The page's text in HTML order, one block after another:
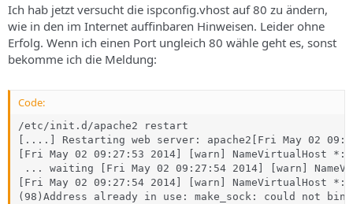
e
m
a
s
u
m
Ich hab jetzt versucht die ispconfig.vhost auf 80 zu ändern,
wie in den im Internet auffinbaren Hinweisen. Leider ohne
Erfolg. Wenn ich einen Port ungleich 80 wähle geht es, sonst
bekomme ich die Meldung:
Code:
/etc/init.d/apache2 restart
[....] Restarting web server: apache2[Fri May 02
[Fri May 02 09:27:53 2014] [warn] NameVirtualHost
... waiting [Fri May 02 09:27:54 2014] [warn]
[Fri May 02 09:27:54 2014] [warn] NameVirtualHost
(98)Address already in use: make_sock: could not